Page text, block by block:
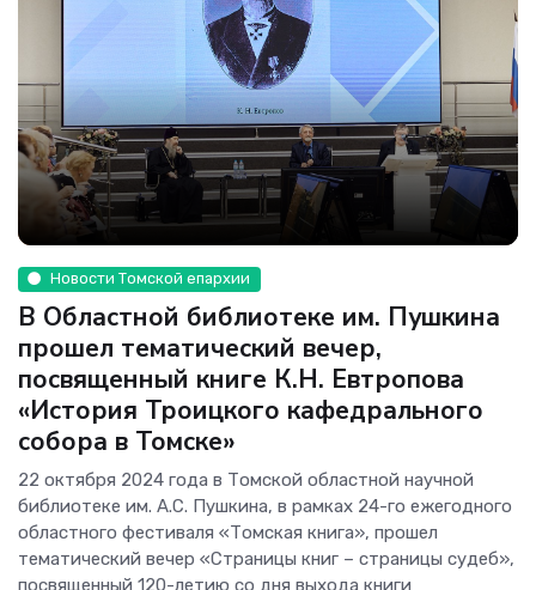
Новости Томской епархии
В Областной библиотеке им. Пушкина
прошел тематический вечер,
посвященный книге К.Н. Евтропова
«История Троицкого кафедрального
собора в Томске»
22 октября 2024 года в Томской областной научной
библиотеке им. А.С. Пушкина, в рамках 24-го ежегодного
областного фестиваля «Томская книга», прошел
тематический вечер «Страницы книг – страницы судеб»,
посвященный 120-летию со дня выхода книги